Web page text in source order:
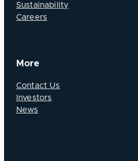
Sustainability
Careers
More
Contact Us
Investors
News